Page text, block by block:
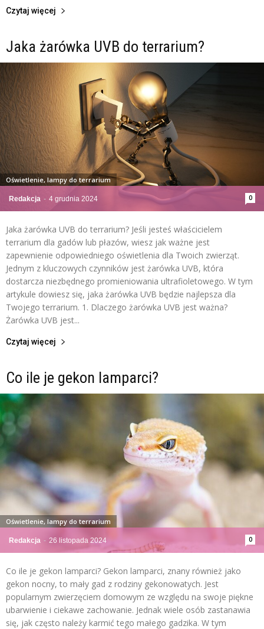
Czytaj więcej
Jaka żarówka UVB do terrarium?
Redakcja - 4 grudnia 2024 0
Oświetlenie, lampy do terrarium
Jaka żarówka UVB do terrarium? Jeśli jesteś właścicielem
terrarium dla gadów lub płazów, wiesz jak ważne jest
zapewnienie odpowiedniego oświetlenia dla Twoich zwierząt.
Jednym z kluczowych czynników jest żarówka UVB, która
dostarcza niezbędnego promieniowania ultrafioletowego. W tym
artykule dowiesz się, jaka żarówka UVB będzie najlepsza dla
Twojego terrarium. 1. Dlaczego żarówka UVB jest ważna?
Żarówka UVB jest...
Czytaj więcej
Co ile je gekon lamparci?
Redakcja - 26 listopada 2024 0
Oświetlenie, lampy do terrarium
Co ile je gekon lamparci? Gekon lamparci, znany również jako
gekon nocny, to mały gad z rodziny gekonowatych. Jest
popularnym zwierzęciem domowym ze względu na swoje piękne
ubarwienie i ciekawe zachowanie. Jednak wiele osób zastanawia
się, jak często należy karmić tego małego gadzika. W tym